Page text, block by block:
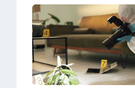
f
P
l
a
t
z
1
7
t
u
d
i
e
z
e
i
g
t